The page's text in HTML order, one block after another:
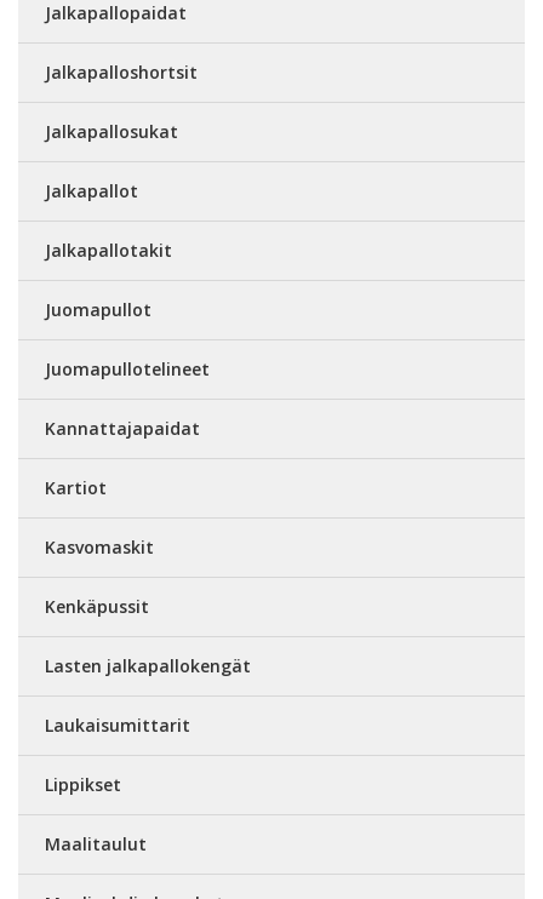
Jalkapallopaidat
Jalkapalloshortsit
Jalkapallosukat
Jalkapallot
Jalkapallotakit
Juomapullot
Juomapullotelineet
Kannattajapaidat
Kartiot
Kasvomaskit
Kenkäpussit
Lasten jalkapallokengät
Laukaisumittarit
Lippikset
Maalitaulut